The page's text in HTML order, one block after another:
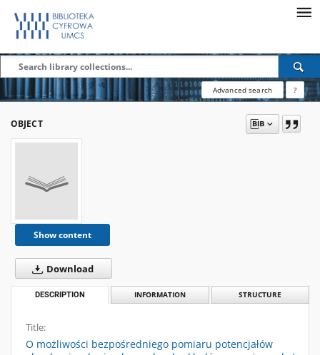
Advanced search ?
OBJECT
Show content
Download
DESCRIPTION INFORMATION STRUCTURE
Title:
O możliwości bezpośredniego pomiaru potencjałów